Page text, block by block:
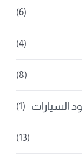
(6)
(4)
(8)
السيارات (1)
(13)